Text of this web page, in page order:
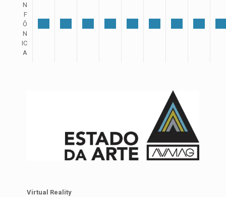
N
F
Ô
N
IC
A
Virtual Reality